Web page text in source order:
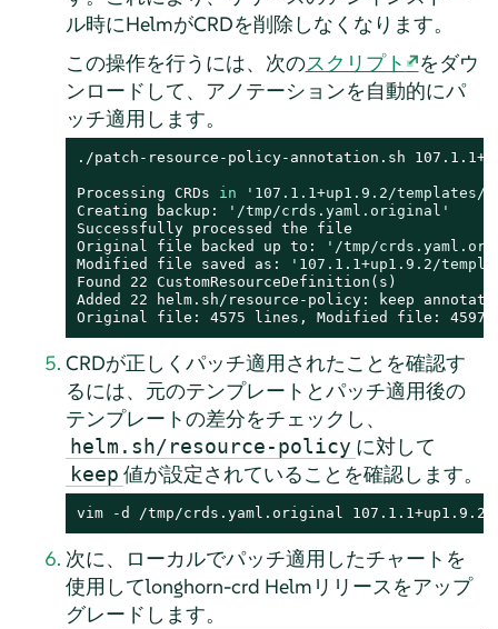
ル時にHelmがCRDを削除しなくなります。
この操作を行うには、次のスクリプト
をダウ
ンロードして、アノテーションを自動的にパ
ッチ適用します。
./patch-resource-policy-annotation.sh
Processing CRDs in
'107.1.1+up1.9.2/templates/
Creating backup:
'/tmp/crds.yaml.original'
Successfully processed the file
Original file backed up to:
'/tmp/
Modified file saved as:
'107.1.1+up1.9.2/
Found 22 CustomResourceDefinition(s)
Added 22 helm.sh/resource-policy: keep
Original file: 4575 lines, Modified file: 4597
CRDが正しくパッチ適用されたことを確認す
るには、元のテンプレートとパッチ適用後の
テンプレートの差分をチェックし、
helm.sh/resource-policy に対して
keep 値が設定されていることを確認します。
vim -d /tmp/crds.yaml.original 107.1.1+up1.9.2/
次に、ローカルでパッチ適用したチャートを
使用してlonghorn-crd Helmリリースをアップ
グレードします。